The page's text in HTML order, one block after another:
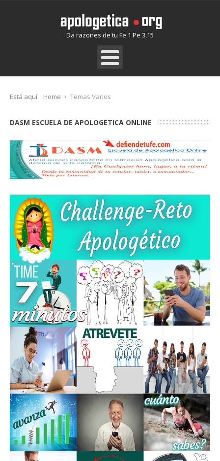
Da razones de tu Fe 1 Pe 3,15
Está aquí: Home Temas Varios
DASM ESCUELA DE APOLOGETICA ONLINE